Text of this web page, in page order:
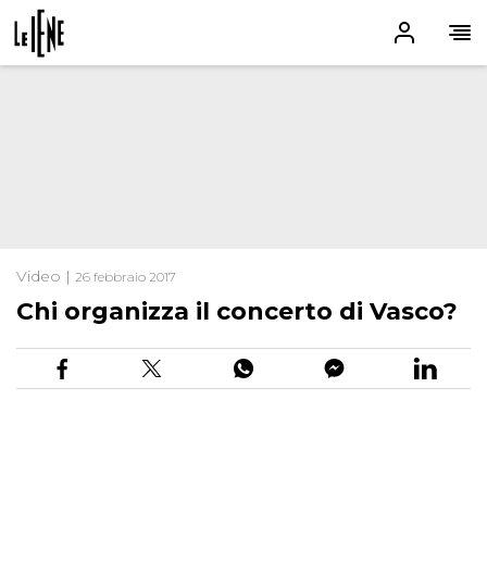
Video | 26 febbraio 2017
Chi organizza il concerto di Vasco?